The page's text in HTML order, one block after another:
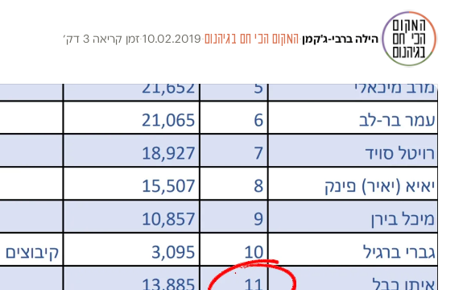
הילה ברבי-ג'קמן·המקום הכי חם בגיהנום·
10.02.2019
·זמן קריאה 3 דק׳